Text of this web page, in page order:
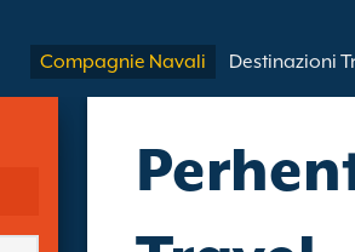
Compagnie Navali Destinazioni